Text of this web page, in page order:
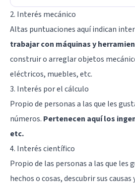
2. Interés mecánico
Altas puntuaciones aquí indican
trabajar con máquinas y
construir o arreglar objetos
eléctricos, muebles, etc.
3. Interés por el cálculo
Propio de personas a las que les
números. Pertenecen aquí los
etc.
4. Interés científico
Propio de las personas a las que les
hechos o cosas, descubrir sus